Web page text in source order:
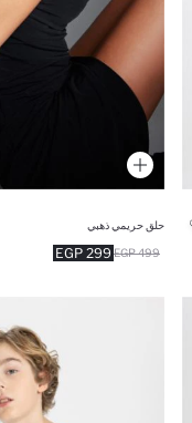
حلق حريمي ذهبي
299 EGP 499 EGP